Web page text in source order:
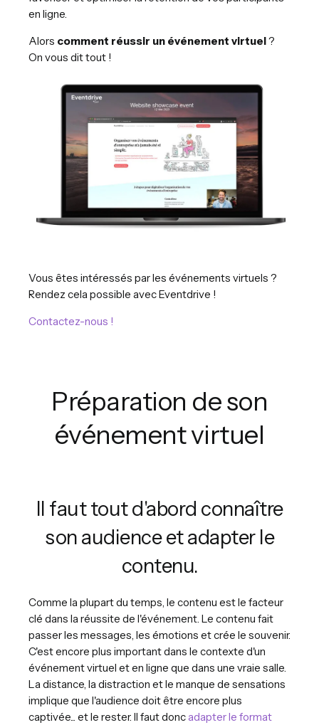
en ligne.
Alors comment réussir un événement virtuel?
On vous dit tout !
Vous êtes intéressés par les événements virtuels ?
Rendez cela possible avec Eventdrive !
Contactez-nous !
Préparation de son
événement virtuel
Il faut tout d'abord connaître
son audience et adapter le
contenu.
Comme la plupart du temps, le contenu est le facteur
clé dans la réussite de l'événement. Le contenu fait
passer les messages, les émotions et crée le souvenir.
C'est encore plus important dans le contexte d'un
événement virtuel et en ligne que dans une vraie salle.
La distance, la distraction et le manque de sensations
implique que l'audience doit être encore plus
captivée... et le rester. Il faut donc adapter le format